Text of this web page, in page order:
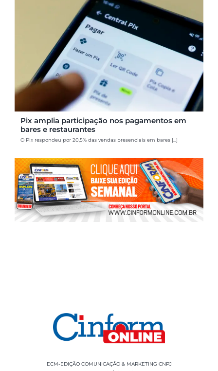
Pix amplia participação nos pagamentos em
bares e restaurantes
O Pix respondeu por 20,5% das vendas presenciais em bares [...]
ECM-EDIÇÃO COMUNICAÇÃO & MARKETING CNPJ